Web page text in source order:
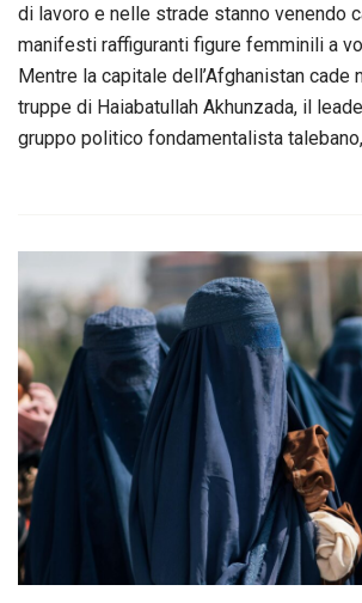
di lavoro e nelle strade stanno venendo
manifesti raffiguranti figure femminili a
Mentre la capitale dell’Afghanistan cade
truppe di Haiabatullah Akhunzada, il
gruppo politico fondamentalista